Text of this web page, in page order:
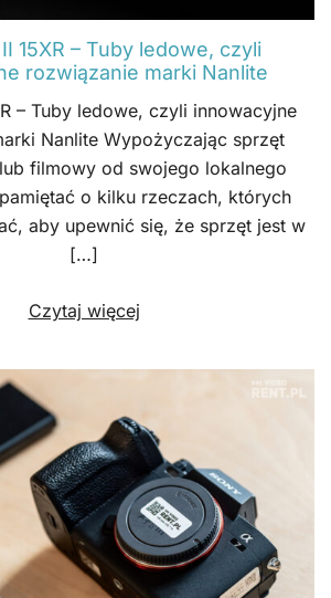
15XR – Tuby ledowe, czyli
rozwiązanie marki Nanlite​
– Tuby ledowe, czyli innowacyjne
Nanlite Wypożyczając sprzęt
filmowy od swojego lokalnego
o kilku rzeczach, których
aby upewnić się, że sprzęt jest w
[…]
Czytaj więcej